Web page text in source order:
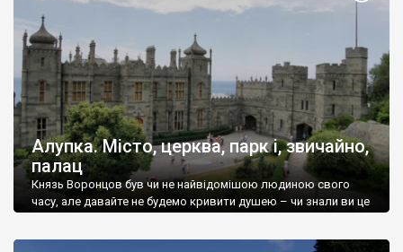
Алупка. Місто, церква, парк і, звичайно,
палац
Князь Воронцов був чи не найвідомішою людиною свого
часу, але давайте не будемо кривити душею – чи знали ви це